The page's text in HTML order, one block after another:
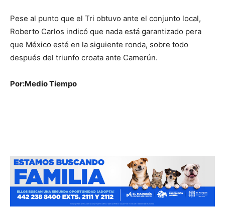
Pese al punto que el Tri obtuvo ante el conjunto local,
Roberto Carlos indicó que nada está garantizado pera
que México esté en la siguiente ronda, sobre todo
después del triunfo croata ante Camerún.
Por:Medio Tiempo